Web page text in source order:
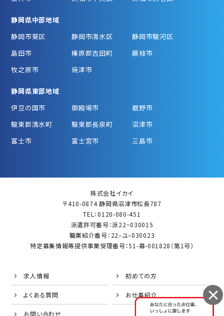
静岡県中部地域
静岡市葵区
静岡市清水区
静岡市駿河区
島田市
榛原郡吉田町
藤枝市
牧之原市
焼津市
静岡県東部地域
伊豆の国市
御殿場市
裾野市
駿東郡清水町
駿東郡長泉町
沼津市
富士市
富士宮市 三島市
株式会社イカイ
〒410-0874 静岡県沼津市松長787
TEL：0120-080-451
派遣許可番号：派22−030015
職業紹介番号：22–ユ–030023
特定募集情報等提供事業受理番号：51-募-001828（第1号）
求人情報 初めての方
よくある質問 お仕事紹介
お問い合わせ